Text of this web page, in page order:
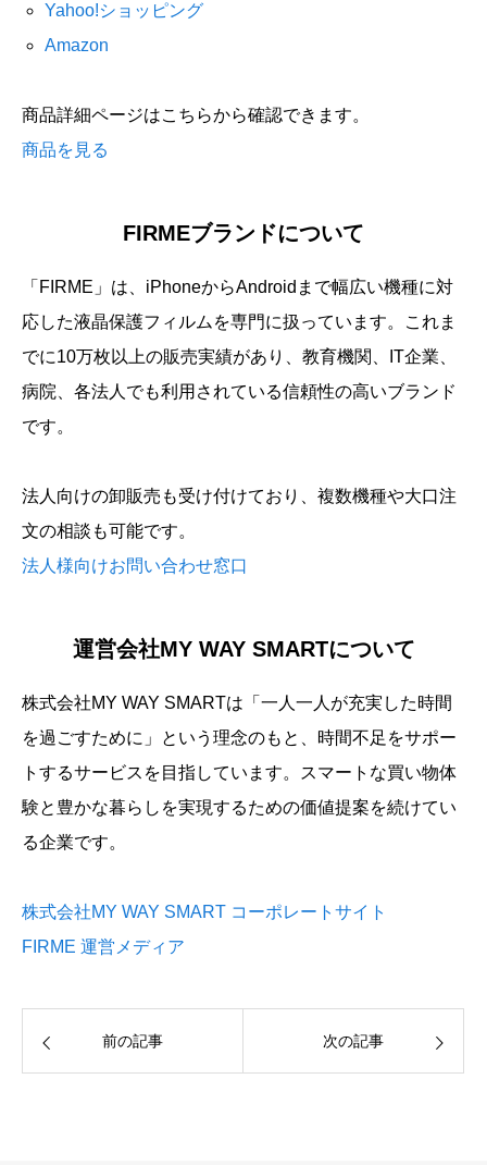
Yahoo!ショッピング
Amazon
商品詳細ページはこちらから確認できます。
商品を見る
FIRMEブランドについて
「FIRME」は、iPhoneからAndroidまで幅広い機種に対
応した液晶保護フィルムを専門に扱っています。これま
でに10万枚以上の販売実績があり、教育機関、IT企業、
病院、各法人でも利用されている信頼性の高いブランド
です。
法人向けの卸販売も受け付けており、複数機種や大口注
文の相談も可能です。
法人様向けお問い合わせ窓口
運営会社MY WAY SMARTについて
株式会社MY WAY SMARTは「一人一人が充実した時間
を過ごすために」という理念のもと、時間不足をサポー
トするサービスを目指しています。スマートな買い物体
験と豊かな暮らしを実現するための価値提案を続けてい
る企業です。
株式会社MY WAY SMART コーポレートサイト
FIRME 運営メディア
前の記事 次の記事